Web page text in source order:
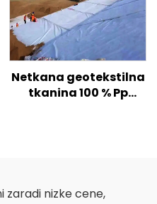
Netkana geotekstilna
tkanina 100 % Pp
zaradi nizke cene,